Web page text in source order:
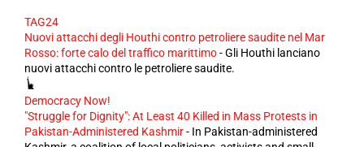
TAG24
Nuovi attacchi degli Houthi contro petroliere saudite nel Mar
Rosso: forte calo del traffico marittimo-Gli Houthi lanciano
nuovi attacchi contro le petroliere saudite.
Democracy Now!
"Struggle for Dignity": At Least 40 Killed in Mass Protests in
Pakistan-Administered Kashmir- In Pakistan-administered